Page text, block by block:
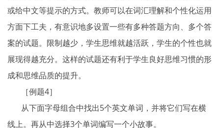
或给中文等提示的方式。教师可以在词汇理解和个性化运用
方面下工夫，有意识地多设置一些有多种答题方向、多个答
案的试题。限制越少，学生思维就越活跃，学生的个性也就
展现得越充分。这样的试题还有利于学生良好思维习惯的形
成和思维品质的提升。
［例题4］
从下面字母组合中找出5个英文单词，并将它们写在横
线上。再从中选择3个单词编写一个小故事。